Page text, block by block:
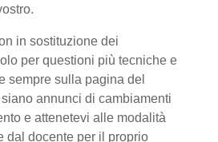
in sostituzione dei
per questioni più tecniche e
sempre sulla pagina del
annunci di cambiamenti
e attenetevi alle modalità
dal docente per il proprio